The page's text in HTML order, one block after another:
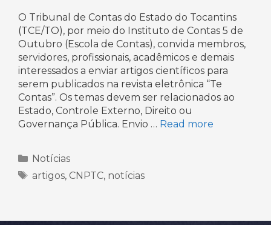
O Tribunal de Contas do Estado do Tocantins
(TCE/TO), por meio do Instituto de Contas 5 de
Outubro (Escola de Contas), convida membros,
servidores, profissionais, acadêmicos e demais
interessados a enviar artigos científicos para
serem publicados na revista eletrônica “Te
Contas”. Os temas devem ser relacionados ao
Estado, Controle Externo, Direito ou
Governança Pública. Envio … Read more
Categorias
Notícias
Tags
artigos, CNPTC, notícias